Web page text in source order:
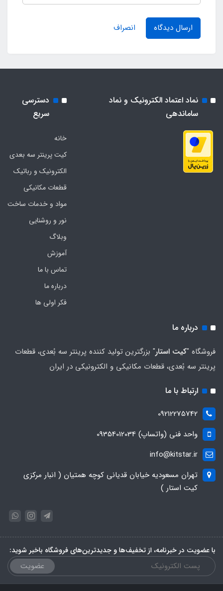
ارسال دیدگاه انصراف
نماد اعتماد الکترونیک و نماد
ساماندهی
دسترسی
سریع
خانه
کیت پرینتر سه بعدی
الکترونیک و رباتیک
قطعات مکانیکی
مواد و خدمات ساخت
نور و روشنایی
وبلاگ
آموزش
تماس با ما
درباره ما
فکر اولی ها
درباره ما
فروشگاه "کیت استار" بزرگترین تولید کننده پرینتر سه بُعدی، قطعات
پرینتر سه بُعدی، قطعات مکانیکی و الکترونیکی در ایران
ارتباط با ما
09212275742
واحد فنی (واتساپ) 09354012034
info@kitstar.ir
تهران مسعودیه خیابان قدیانی کوچه همتیان ( انبار مرکزی
کیت استار )
با عضویت در خبرنامه، از تخفیف‌ها و جدیدترین‌های فروشگاه باخبر شوید:
عضویت